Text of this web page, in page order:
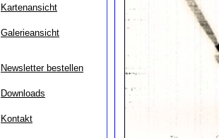
Kartenansicht
Galerieansicht
Newsletter bestellen
Downloads
Kontakt